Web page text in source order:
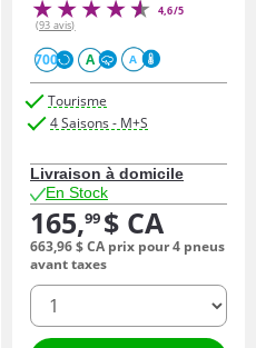
4,6/5
(93 avis)
700 A A
Tourisme
4 Saisons - M+S
Livraison à domicile
En Stock
165,99 $ CA
663,96$ CA prix pour 4 pneus
avant taxes
quantité